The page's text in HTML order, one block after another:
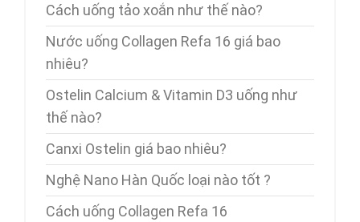
Cách uống tảo xoắn như thế nào?
Nước uống Collagen Refa 16 giá bao
nhiêu?
Ostelin Calcium & Vitamin D3 uống như
thế nào?
Canxi Ostelin giá bao nhiêu?
Nghệ Nano Hàn Quốc loại nào tốt ?
Cách uống Collagen Refa 16